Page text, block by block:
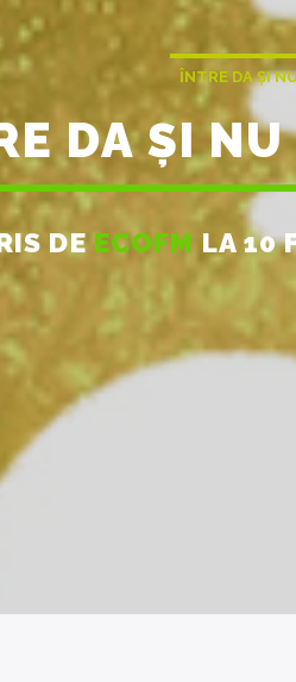
ÎNTRE DA ȘI
DA ȘI
DE ECOFM LA 10